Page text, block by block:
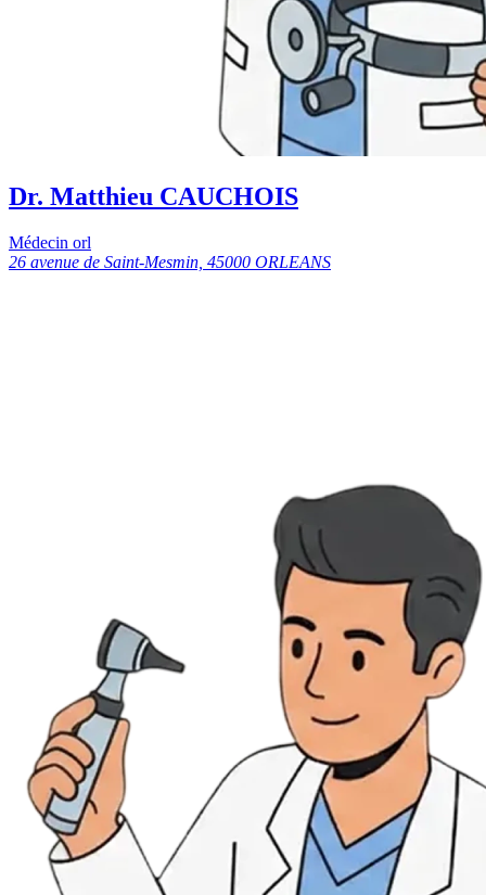
Dr. Matthieu CAUCHOIS
Médecin orl
26 avenue de Saint-Mesmin, 45000 ORLEANS